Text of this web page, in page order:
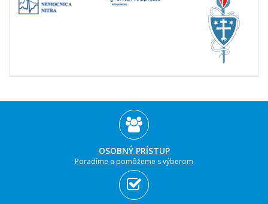
OSOBNÝ PRÍSTUP
Poradíme a pomôžeme s výberom